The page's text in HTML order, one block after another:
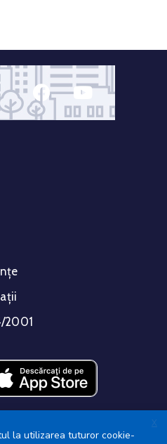
2001
X
la utilizarea tuturor cookie-